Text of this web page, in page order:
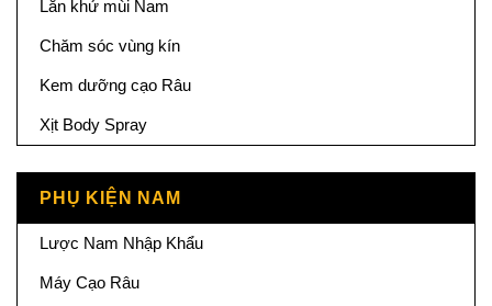
Lăn khử mùi Nam
Chăm sóc vùng kín
Kem dưỡng cạo Râu
Xịt Body Spray
PHỤ KIỆN NAM
Lược Nam Nhập Khẩu
Máy Cạo Râu